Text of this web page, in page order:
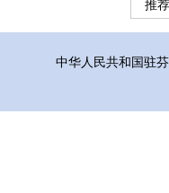
推
中华人民共和国驻